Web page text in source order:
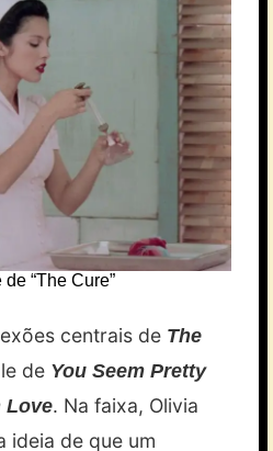
“The Cure”
centrais de The
de You Seem Pretty
Love. Na faixa, Olivia
ideia de que um